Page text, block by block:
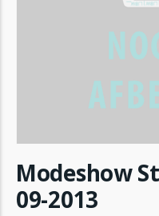
naar
het
begin
Modeshow
09-2013